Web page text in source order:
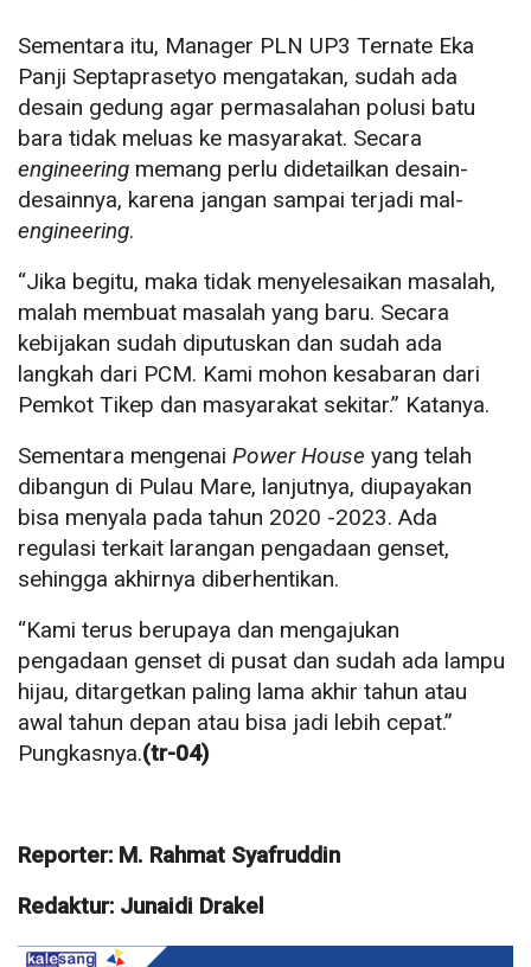
Sementara itu, Manager PLN UP3 Ternate Eka
Panji Septaprasetyo mengatakan, sudah ada
desain gedung agar permasalahan polusi batu
bara tidak meluas ke masyarakat. Secara
engineering memang perlu didetailkan desain-
desainnya, karena jangan sampai terjadi mal-
engineering.
“Jika begitu, maka tidak menyelesaikan masalah,
malah membuat masalah yang baru. Secara
kebijakan sudah diputuskan dan sudah ada
langkah dari PCM. Kami mohon kesabaran dari
Pemkot Tikep dan masyarakat sekitar.” Katanya.
Sementara mengenai Power House yang telah
dibangun di Pulau Mare, lanjutnya, diupayakan
bisa menyala pada tahun 2020 -2023. Ada
regulasi terkait larangan pengadaan genset,
sehingga akhirnya diberhentikan.
“Kami terus berupaya dan mengajukan
pengadaan genset di pusat dan sudah ada lampu
hijau, ditargetkan paling lama akhir tahun atau
awal tahun depan atau bisa jadi lebih cepat.”
Pungkasnya.(tr-04)
Reporter: M. Rahmat Syafruddin
Redaktur: Junaidi Drakel